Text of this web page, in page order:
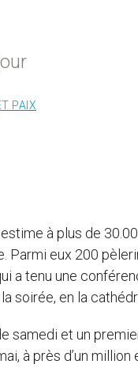
PAIX
à plus de
Parmi eux 200
a tenu une
soirée, en la
samedi et un
à près d’un